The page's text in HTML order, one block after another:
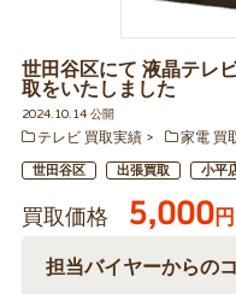
世田谷区にて 液晶テレ
取をいたしました
2024.10.14 公開
テレビ 買取実績
家電 買
世田谷区 出張買取 小平
買取価格 5,000円
担当バイヤーからの